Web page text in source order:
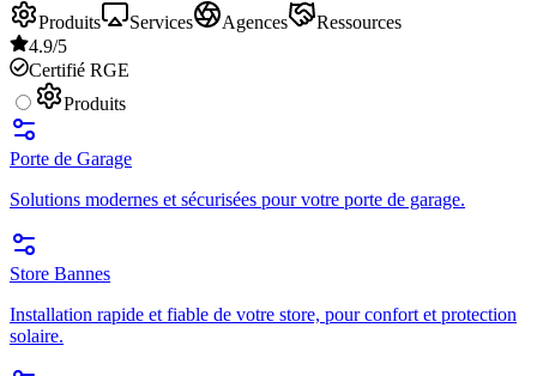
Produits
Services Agences
Ressources
4.9/5
Certifié RGE
Produits
Porte de Garage
Solutions modernes et sécurisées pour votre porte de garage.
Store Bannes
Installation rapide et fiable de votre store, pour confort et protection
solaire.